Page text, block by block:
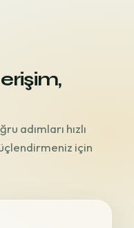
adımları hızlı
için